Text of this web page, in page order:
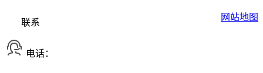
网站地图
联系
电话：